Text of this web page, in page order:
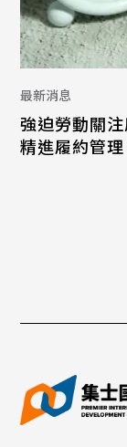
最新消息
強迫勞動關
精進履約管